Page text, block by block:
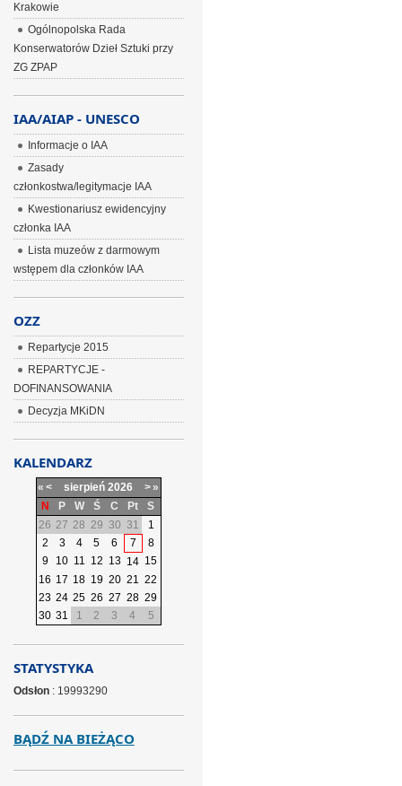
Krakowie
Ogólnopolska Rada
Konserwatorów Dzieł Sztuki przy
ZG ZPAP
IAA/AIAP - UNESCO
Informacje o IAA
Zasady
członkostwa/legitymacje IAA
Kwestionariusz ewidencyjny
członka IAA
Lista muzeów z darmowym
wstępem dla członków IAA
OZZ
Repartycje 2015
REPARTYCJE -
DOFINANSOWANIA
Decyzja MKiDN
KALENDARZ
« < sierpień 2026 >»
N
P W Ś C Pt
S
26 27 28 29 30 31
1
2
3 4 5 6 7
8
9
10 11 12 13 14 15
16 17 18 19 20 21 22
23 24 25 26 27 28 29
30 31 1 2 3 4 5
STATYSTYKA
Odsłon: 19993290
BĄDŹ NA BIEŻĄCO